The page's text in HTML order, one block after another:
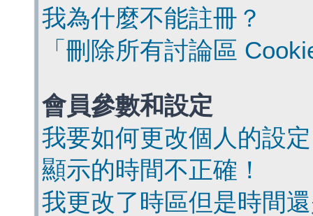
我為什麼不能註冊？
「刪除所有討論區
會員參數和設定
我要如何更改個人的設
顯示的時間不正確！
我更改了時區但是時間